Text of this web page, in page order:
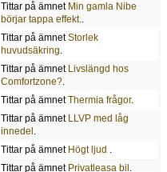
Tittar på ämnet Min gamla Nibe
börjar tappa effekt..
Tittar på ämnetStorlek
huvudsäkring.
Tittar på ämnet Livslängd hos
Comfortzone?.
Tittar på ämnetThermia frågor.
Tittar på ämnet LLVP med låg
innedel .
Tittar på ämnet Högt ljud .
Tittar på ämnet Privatleasa bil .